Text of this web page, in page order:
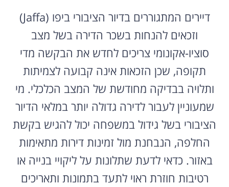
דיירים המתגוררים בדיור הציבורי ביפו (Jaffa)
וזכאים להנחות בשכר הדירה בשל מצב
סוציו-אקונומי צריכים לחדש את הבקשה מדי
תקופה, שכן הזכאות אינה קבועה לצמיתות
ותלויה בבדיקה מחודשת של המצב הכלכלי. מי
שמעוניין לעבור לדירה גדולה יותר במלאי הדיור
הציבורי בשל גידול במשפחה יכול להגיש בקשת
החלפה, הנבחנת מול זמינות דירות מתאימות
באזור. כדאי לדעת שתלונות על ליקויי בנייה או
רטיבות חוזרת ראוי לתעד בתמונות ותאריכים